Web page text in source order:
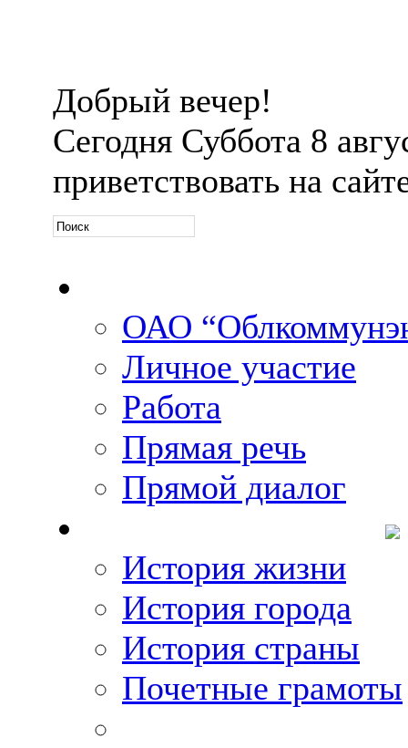
Добрый вечер!
Сегодня Суббота 8
приветствовать на
ОАО
Личное участие
Работа
Прямая речь
Прямой диалог
История жизни
История города
История страны
Почетные грамоты